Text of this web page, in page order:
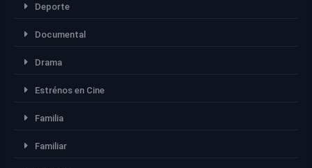
Deporte
Documental
Drama
Estrénos en Cine
Familia
Familiar